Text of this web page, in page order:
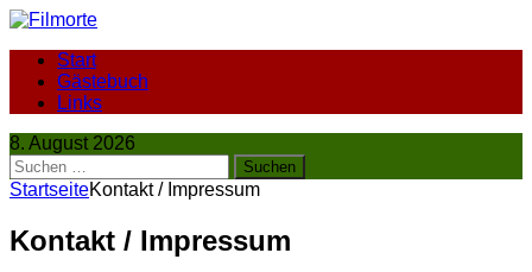
Start
Gästebuch
Links
8. August 2026
Suchen
nach:
StartseiteKontakt / Impressum
Kontakt / Impressum